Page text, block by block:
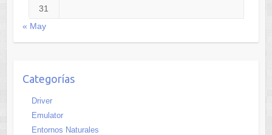
31
« May
Categorías
Driver
Emulator
Entornos Naturales